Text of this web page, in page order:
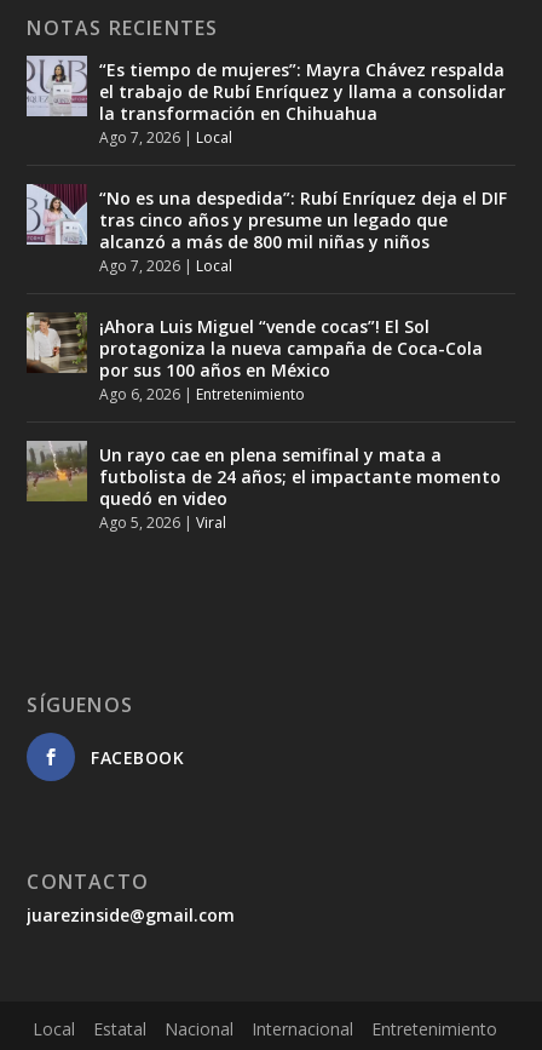
NOTAS RECIENTES
“Es tiempo de mujeres”: Mayra Chávez respalda
el trabajo de Rubí Enríquez y llama a consolidar
la transformación en Chihuahua
Ago 7, 2026 | Local
“No es una despedida”: Rubí Enríquez deja el DIF
tras cinco años y presume un legado que
alcanzó a más de 800 mil niñas y niños
Ago 7, 2026 | Local
¡Ahora Luis Miguel “vende cocas”! El Sol
protagoniza la nueva campaña de Coca-Cola
por sus 100 años en México
Ago 6, 2026 | Entretenimiento
Un rayo cae en plena semifinal y mata a
futbolista de 24 años; el impactante momento
quedó en video
Ago 5, 2026 |Viral
SÍGUENOS
FACEBOOK
CONTACTO
juarezinside@gmail.com
Local Estatal Nacional Internacional
Entretenimiento